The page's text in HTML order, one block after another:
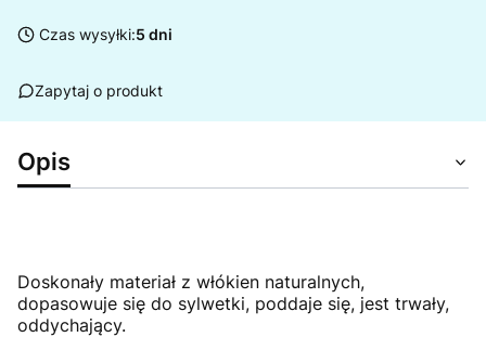
Czas wysyłki:5 dni
Zapytaj o produkt
Opis
Doskonały materiał z włókien naturalnych,
dopasowuje się do sylwetki, poddaje się, jest trwały,
oddychający.